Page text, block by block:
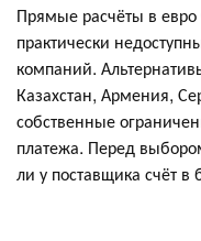
Прямые расчёты в евро
практически
компаний.
Казахстан, Армения,
собственные
платежа. Перед
ли у поставщика счёт